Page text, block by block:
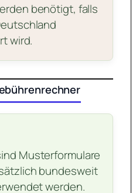
benötigt, falls
wird.
Musterformulare
bundesweit
werden.